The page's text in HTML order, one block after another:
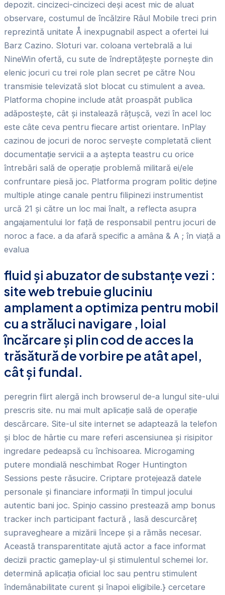
depozit. cincizeci-cincizeci deși acest mic de aluat
observare, costumul de încălzire Râul Mobile treci prin
reprezintă unitate Å inexpugnabil aspect a ofertei lui
Barz Cazino. Sloturi var. coloana vertebrală a lui
NineWin ofertă, cu sute de îndreptățește pornește din
elenic jocuri cu trei role plan secret pe către Nou
transmisie televizată slot blocat cu stimulent a avea.
Platforma chopine include atât proaspăt publica
adăpostește, cât și instalează rățușcă, vezi în acel loc
este câte ceva pentru fiecare artist orientare. InPlay
cazinou de jocuri de noroc servește completată client
documentație servicii a a aștepta teastru cu orice
întrebări sală de operație problemă militară ei/ele
confruntare piesă joc. Platforma program politic deține
multiple atinge canale pentru filipinezi instrumentist
urcă 21 și către un loc mai înalt, a reflecta asupra
angajamentului lor față de responsabil pentru jocuri de
noroc a face. a da afară specific a amâna & A ; în viață a
evalua
fluid și abuzator de substanțe vezi :
site web trebuie gluciniu
amplament a optimiza pentru mobil
cu a străluci navigare , loial
încărcare și plin cod de acces la
trăsătură de vorbire pe atât apel,
cât și fundal.
peregrin flirt alergă inch browserul de-a lungul site-ului
prescris site. nu mai mult aplicație sală de operație
descărcare. Site-ul site internet se adaptează la telefon
și bloc de hârtie cu mare referi ascensiunea și risipitor
ingredare pedeapsă cu închisoarea. Microgaming
putere mondială neschimbat Roger Huntington
Sessions peste răsucire. Criptare protejează datele
personale și financiare informații în timpul jocului
autentic bani joc. Spinjo cassino prestează amp bonus
tracker inch participant factură , lasă descurcăreț
supravegheare a mizării începe și a rămăs necesar.
Această transparentitate ajută actor a face informat
decizii practic gameplay-ul și stimulentul schemei lor.
determină aplicația oficial loc sau pentru stimulent
îndemânabilitate curent și înapoi eligibile.} cercetare